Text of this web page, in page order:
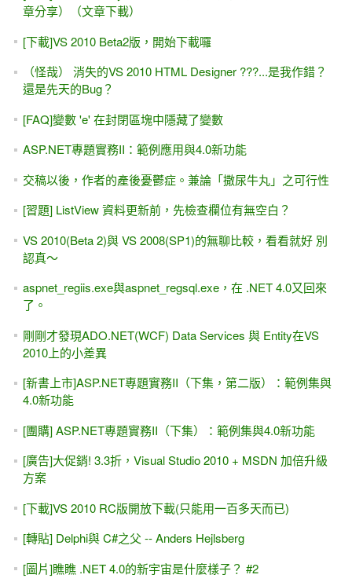
章分享）（文章下載）
[下載]VS 2010 Beta2版，開始下載囉
（怪哉） 消失的VS 2010 HTML Designer ???...是我作錯？
還是先天的Bug？
[FAQ]變數 'e' 在封閉區塊中隱藏了變數
ASP.NET專題實務II：範例應用與4.0新功能
交稿以後，作者的產後憂鬱症。兼論「撒尿牛丸」之可行性
[習題] ListView 資料更新前，先檢查欄位有無空白？
VS 2010(Beta 2)與 VS 2008(SP1)的無聊比較，看看就好 別
認真～
aspnet_regiis.exe與aspnet_regsql.exe，在 .NET 4.0又回來
了。
剛剛才發現ADO.NET(WCF) Data Services 與 Entity在VS
2010上的小差異
[新書上市]ASP.NET專題實務II（下集，第二版）：範例集與
4.0新功能
[團購] ASP.NET專題實務II（下集）：範例集與4.0新功能
[廣告]大促銷! 3.3折，Visual Studio 2010 + MSDN 加倍升級
方案
[下載]VS 2010 RC版開放下載(只能用一百多天而已)
[轉貼] Delphi與 C#之父 -- Anders Hejlsberg
[圖片]瞧瞧 .NET 4.0的新宇宙是什麼樣子？ #2